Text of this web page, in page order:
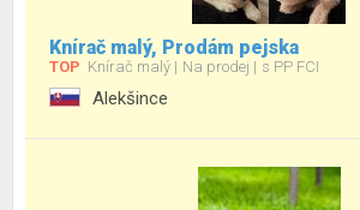
Knírač malý, Prodám pejska
TOP Knírač malý Na prodej s PP FCI
Alekšince